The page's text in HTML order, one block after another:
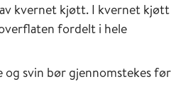
kvernet kjøtt. I kvernet kjøtt
fordelt i hele
svin bør gjennomstekes før